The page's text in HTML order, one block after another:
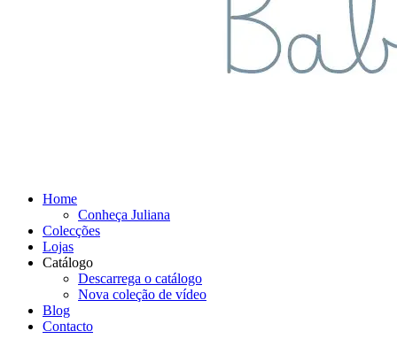
Home
Conheça Juliana
Colecções
Lojas
Catálogo
Descarrega o catálogo
Nova coleção de vídeo
Blog
Contacto